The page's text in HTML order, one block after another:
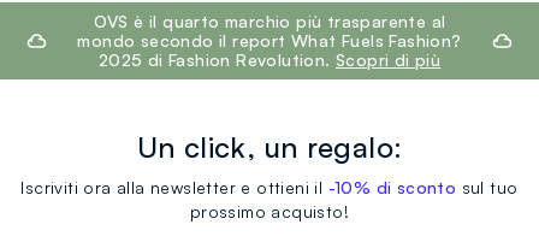
footer.ariatitleOVS è il quarto marchio più trasparente al
mondo secondo il report What Fuels Fashion?
2025 di Fashion Revolution. Scopri di più
Un click, un regalo:
Iscriviti ora alla newsletter e ottieni il -10% di sconto sul tuo
prossimo acquisto!